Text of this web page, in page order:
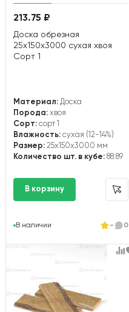
213.75 ₽
Доска обрезная
25х150х3000 сухая хвоя
Сорт 1
Материал: Доска
Порода: хвоя
Сорт: сорт 1
Влажность: сухая (12-14%)
Размер: 25x150x3000 мм
Количество шт. в кубе: 88.89
В наличии - 0